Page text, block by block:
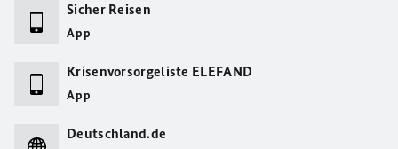
Sicher Reisen
App
Krisenvorsorgeliste ELEFAND
App
Deutschland.de